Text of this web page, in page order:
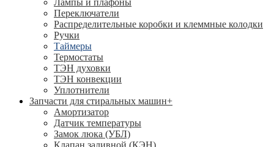
Лампы и плафоны
Переключатели
Распределительные коробки и клеммные колодки
Ручки
Таймеры
Термостаты
ТЭН духовки
ТЭН конвекции
Уплотнители
Запчасти для стиральных машин+
Амортизатор
Датчик температуры
Замок люка (УБЛ)
Клапан заливной (КЭН)